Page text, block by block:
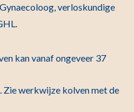
verloskundige
kan vanaf ongeveer 37
Zie werkwijze kolven met de